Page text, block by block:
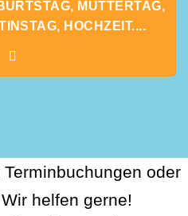
MUTTERTAG,
HOCHZEIT....
Terminbuchungen oder
helfen gerne!